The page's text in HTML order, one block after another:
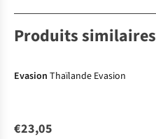
Produits similaires
Evasion Thaïlande Evasion
€23,05